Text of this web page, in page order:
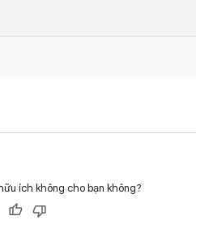
ích không cho bạn không?